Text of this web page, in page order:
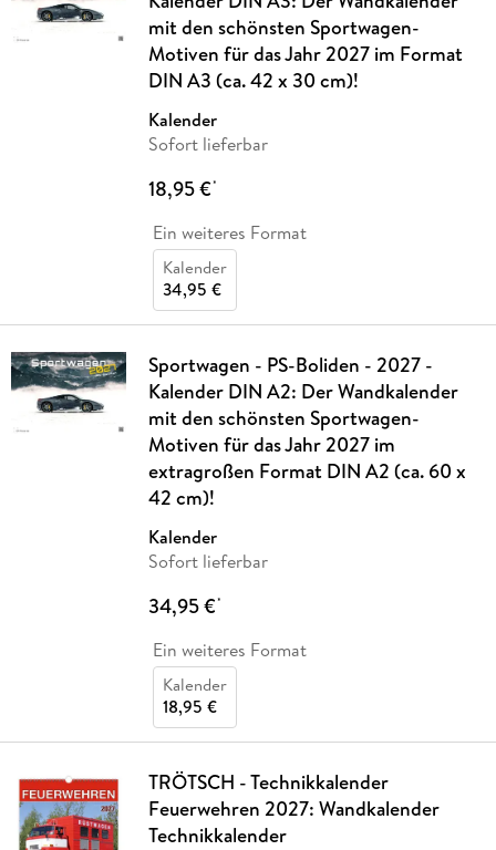
mit den schönsten Sportwagen-
Motiven für das Jahr 2027 im Format
DIN A3 (ca. 42 x 30 cm)!
Kalender
Sofort lieferbar
18,95 €*
Ein weiteres Format
Kalender
34,95 €
Sportwagen - PS-Boliden - 2027 -
Kalender DIN A2: Der Wandkalender
mit den schönsten Sportwagen-
Motiven für das Jahr 2027 im
extragroßen Format DIN A2 (ca. 60 x
42 cm)!
Kalender
Sofort lieferbar
34,95 €*
Ein weiteres Format
Kalender
18,95 €
TRÖTSCH - Technikkalender
Feuerwehren 2027: Wandkalender
Technikkalender